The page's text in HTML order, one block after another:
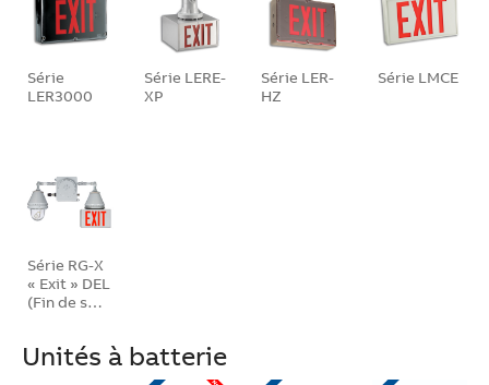
Série
LER3000
Série LERE-
XP
Série LER-
HZ
Série LMCE
Série RG-X
« Exit » DEL
(Fin de s…
Unités à batterie